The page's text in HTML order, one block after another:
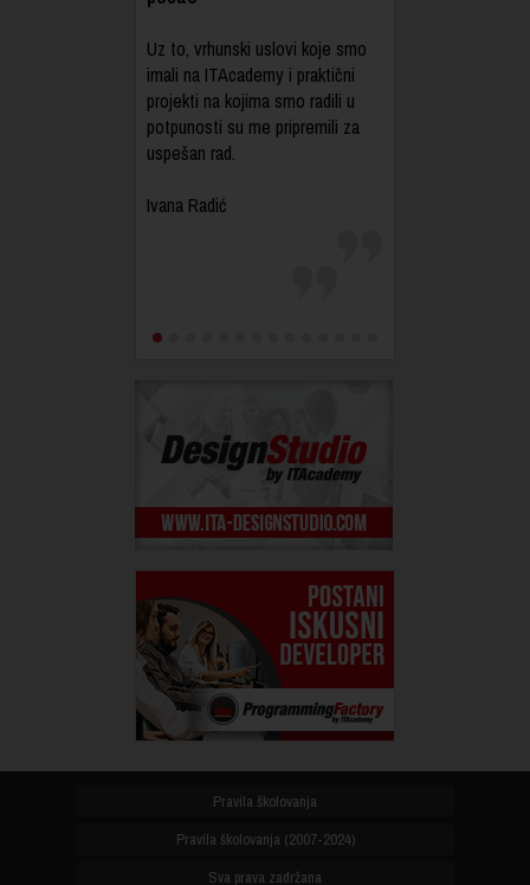
Uz to, vrhunski uslovi koje smo
imali na ITAcademy i praktični
projekti na kojima smo radili u
potpunosti su me pripremili za
uspešan rad.
Ivana Radić
Pravila školovanja
Pravila školovanja (2007-2024)
Sva prava zadržana